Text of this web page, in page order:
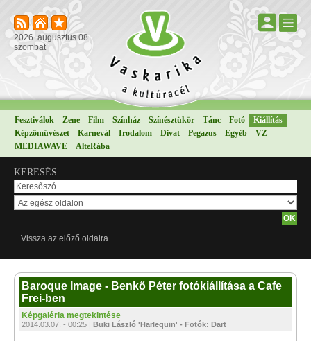
2026. augusztus 08.
szombat
Fesztiválok Zene Film Színház Színésztükör Tánc Fotó
Kiállítás
Képzőművészet
Karnevál Irodalom Divat Pegazus Egyéb
VZ
MEDIAWAVE
AlteRába
KERESÉS
Vissza az előző oldalra
Baroque Image - Benkő Péter fotókiállítása a Cafe
Frei-ben
Képgaléria megtekintése
2014.03.07. - 00:25 | Büki László 'Harlequin' - Fotók: Dart